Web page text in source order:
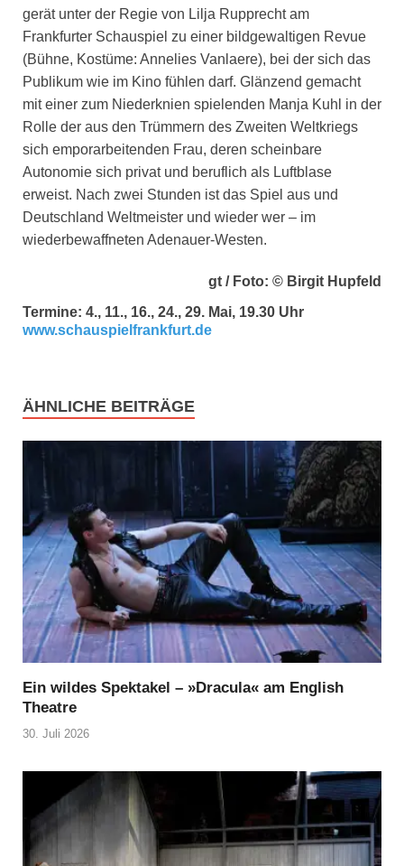
gerät unter der Regie von Lilja Rupprecht am
Frankfurter Schauspiel zu einer bildgewaltigen Revue
(Bühne, Kostüme: Annelies Vanlaere), bei der sich das
Publikum wie im Kino fühlen darf. Glänzend gemacht
mit einer zum Niederknien spielenden Manja Kuhl in der
Rolle der aus den Trümmern des Zweiten Weltkriegs
sich emporarbeitenden Frau, deren scheinbare
Autonomie sich privat und beruflich als Luftblase
erweist. Nach zwei Stunden ist das Spiel aus und
Deutschland Weltmeister und wieder wer – im
wiederbewaffneten Adenauer-Westen.
gt / Foto: © Birgit Hupfeld
Termine: 4., 11., 16., 24., 29. Mai, 19.30 Uhr
www.schauspielfrankfurt.de
ÄHNLICHE BEITRÄGE
Ein wildes Spektakel – »Dracula« am English
Theatre
30. Juli 2026